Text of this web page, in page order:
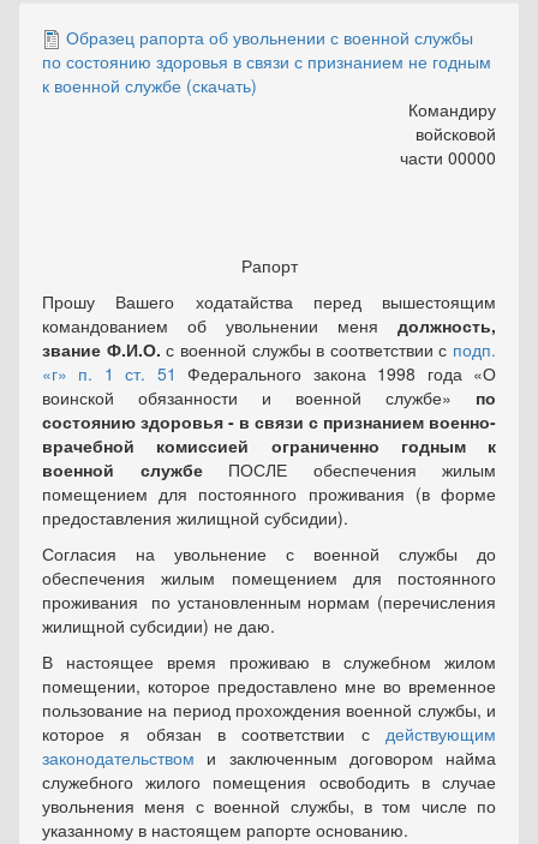
Образец рапорта об увольнении с военной службы
по состоянию здоровья в связи с признанием не годным
к военной службе (скачать)
Командиру
войсковой
части 00000
Рапорт
Прошу Вашего ходатайства перед вышестоящим
командованием об увольнении меня должность,
звание Ф.И.О. с военной службы в соответствии с подп.
«г» п. 1 ст. 51 Федерального закона 1998 года «О
воинской обязанности и военной службе» по
состоянию здоровья - в связи с признанием военно-
врачебной комиссией ограниченно годным к
военной службеПОСЛЕ обеспечения жилым
помещением для постоянного проживания (в форме
предоставления жилищной субсидии).
Согласия на увольнение с военной службы до
обеспечения жилым помещением для постоянного
проживания по установленным нормам (перечисления
жилищной субсидии) не даю.
В настоящее время проживаю в служебном жилом
помещении, которое предоставлено мне во временное
пользование на период прохождения военной службы, и
которое я обязан в соответствии с действующим
законодательством и заключенным договором найма
служебного жилого помещения освободить в случае
увольнения меня с военной службы, в том числе по
указанному в настоящем рапорте основанию.